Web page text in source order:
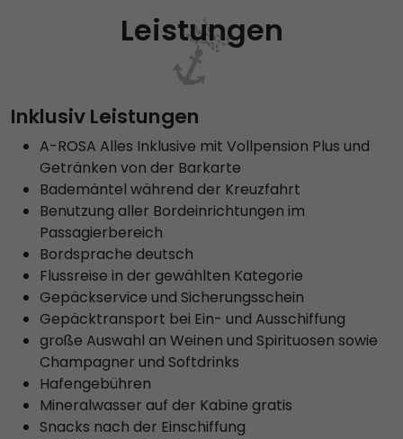
Leistungen
Inklusiv Leistungen
A-ROSA Alles Inklusive mit Vollpension Plus und
Getränken von der Barkarte
Bademäntel während der Kreuzfahrt
Benutzung aller Bordeinrichtungen im
Passagierbereich
Bordsprache deutsch
Flussreise in der gewählten Kategorie
Gepäckservice und Sicherungsschein
Gepäcktransport bei Ein- und Ausschiffung
große Auswahl an Weinen und Spirituosen sowie
Champagner und Softdrinks
Hafengebühren
Mineralwasser auf der Kabine gratis
Snacks nach der Einschiffung